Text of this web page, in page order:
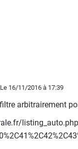
Le 16/11/2016 à 17:39
arbitrairement